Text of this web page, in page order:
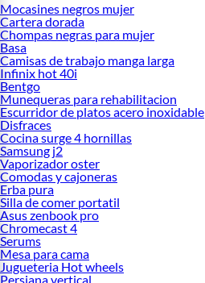
Mocasines negros mujer
Cartera dorada
Chompas negras para mujer
Basa
Camisas de trabajo manga larga
Infinix hot 40i
Bentgo
Munequeras para rehabilitacion
Escurridor de platos acero inoxidable
Disfraces
Cocina surge 4 hornillas
Samsung j2
Vaporizador oster
Comodas y cajoneras
Erba pura
Silla de comer portatil
Asus zenbook pro
Chromecast 4
Serums
Mesa para cama
Jugueteria Hot wheels
Persiana vertical